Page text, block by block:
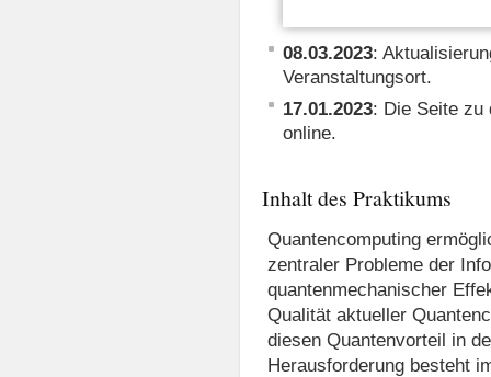
08.03.2023:
Veranstaltungsort.
17.01.2023: Die Seite zu
online.
Inhalt des Praktikums
Quantencomputing
zentraler Probleme der
quantenmechanischer
Qualität aktueller
diesen Quantenvorteil in
Herausforderung besteht